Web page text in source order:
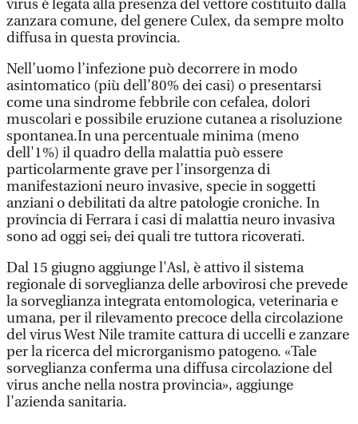
virus è legata alla presenza del vettore costituito dalla
zanzara comune, del genere Culex, da sempre molto
diffusa in questa provincia.
Nell’uomo l’infezione può decorrere in modo
asintomatico (più dell’80% dei casi) o presentarsi
come una sindrome febbrile con cefalea, dolori
muscolari e possibile eruzione cutanea a risoluzione
spontanea.In una percentuale minima (meno
dell'1%) il quadro della malattia può essere
particolarmente grave per l’insorgenza di
manifestazioni neuro invasive, specie in soggetti
anziani o debilitati da altre patologie croniche. In
provincia di Ferrara i casi di malattia neuro invasiva
sono ad oggi sei, dei quali tre tuttora ricoverati.
Dal 15 giugno aggiunge l'Asl, è attivo il sistema
regionale di sorveglianza delle arbovirosi che prevede
la sorveglianza integrata entomologica, veterinaria e
umana, per il rilevamento precoce della circolazione
del virus West Nile tramite cattura di uccelli e zanzare
per la ricerca del microrganismo patogeno. «Tale
sorveglianza conferma una diffusa circolazione del
virus anche nella nostra provincia», aggiunge
l'azienda sanitaria.